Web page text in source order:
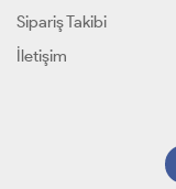
Sipariş Takibi
İletişim